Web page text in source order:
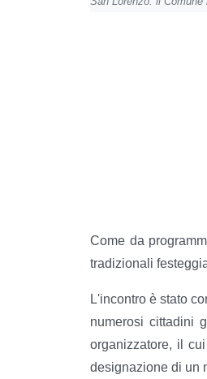
Come da
tradizionali
L'incontro è stato
numerosi cittadini
organizzatore, il
designazione di un